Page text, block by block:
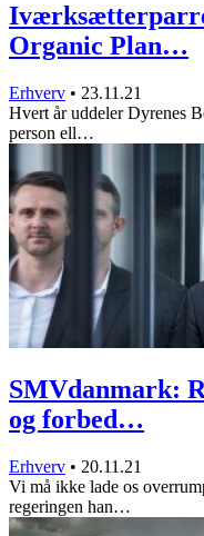
Organic Plan…
Erhverv • 23.11.21
Hvert år uddeler Dyrenes
person ell…
SMVdanmark:
og forbed…
Erhverv • 20.11.21
Vi må ikke lade os
regeringen han…